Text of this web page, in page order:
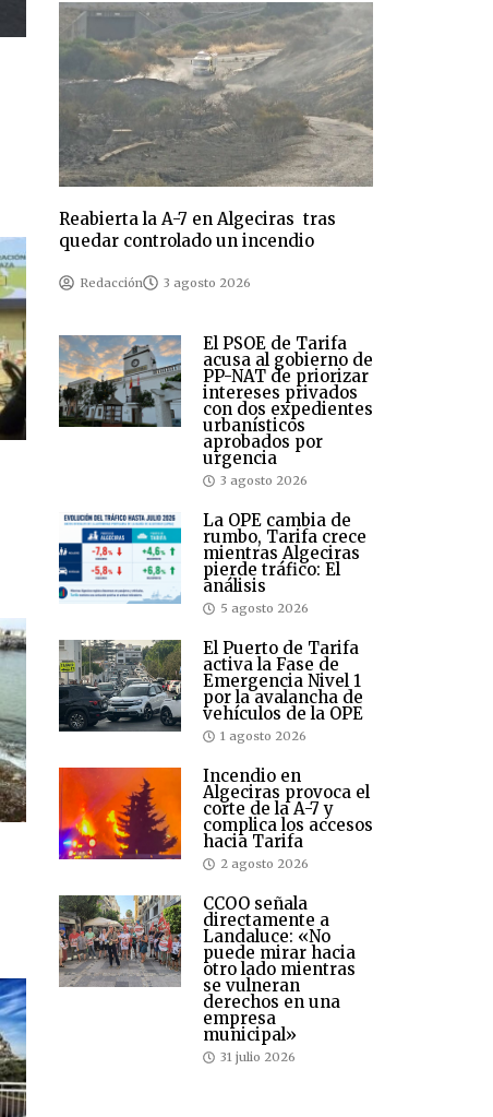
Reabierta la A-7 en Algeciras tras
quedar controlado un incendio
Redacción 3 agosto 2026
El PSOE de Tarifa
acusa al gobierno de
PP-NAT de priorizar
intereses privados
con dos expedientes
urbanísticos
aprobados por
urgencia
3 agosto 2026
La OPE cambia de
rumbo, Tarifa crece
mientras Algeciras
pierde tráfico: El
análisis
5 agosto 2026
El Puerto de Tarifa
activa la Fase de
Emergencia Nivel 1
por la avalancha de
vehículos de la OPE
1 agosto 2026
Incendio en
Algeciras provoca el
corte de la A-7 y
complica los accesos
hacia Tarifa
2 agosto 2026
CCOO señala
directamente a
Landaluce: «No
puede mirar hacia
otro lado mientras
se vulneran
derechos en una
empresa
municipal»
31 julio 2026